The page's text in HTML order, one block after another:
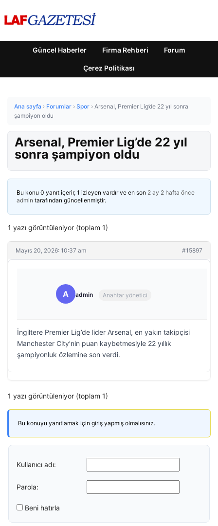
Güncel Haberler Firma Rehberi Forum
Çerez Politikası
Ana sayfa › Forumlar › Spor › Arsenal, Premier Lig’de 22 yıl sonra
şampiyon oldu
Arsenal, Premier Lig’de 22 yıl
sonra şampiyon oldu
Bu konu 0 yanıt içerir, 1 izleyen vardır ve en son 2 ay 2 hafta önce
admin tarafından güncellenmiştir.
1 yazı görüntüleniyor (toplam 1)
Mayıs 20, 2026: 10:37 am #15897
A admin Anahtar yönetici
İngiltere Premier Lig’de lider Arsenal, en yakın takipçisi
Manchester City’nin puan kaybetmesiyle 22 yıllık
şampiyonluk özlemine son verdi.
1 yazı görüntüleniyor (toplam 1)
Bu konuyu yanıtlamak için giriş yapmış olmalısınız.
Kullanıcı adı:
Parola:
Beni hatırla